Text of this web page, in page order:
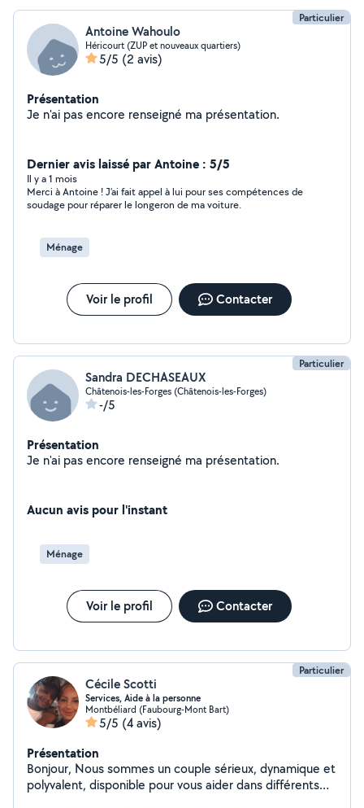
Particulier
Antoine Wahoulo
Héricourt (ZUP et nouveaux quartiers)
5/5 (2 avis)
Présentation
Je n'ai pas encore renseigné ma présentation.
Dernier avis laissé par Antoine : 5/5
Il y a 1 mois
Merci à Antoine ! J’ai fait appel à lui pour ses compétences de
soudage pour réparer le longeron de ma voiture.
Ménage
Voir le profil Contacter
Particulier
Sandra DECHASEAUX
Châtenois-les-Forges (Châtenois-les-Forges)
-/5
Présentation
Je n'ai pas encore renseigné ma présentation.
Aucun avis pour l'instant
Ménage
Voir le profil Contacter
Particulier
Cécile Scotti
Services, Aide à la personne
Montbéliard (Faubourg-Mont Bart)
5/5 (4 avis)
Présentation
Bonjour, Nous sommes un couple sérieux, dynamique et
polyvalent, disponible pour vous aider dans différents